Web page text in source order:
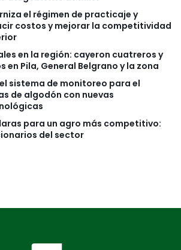
el régimen de practicaje y
costos y mejorar la competitividad
en la región: cayeron cuatreros y
en Pila, General Belgrano y la zona
el sistema de monitoreo para el
de algodón con nuevas
para un agro más competitivo:
del sector